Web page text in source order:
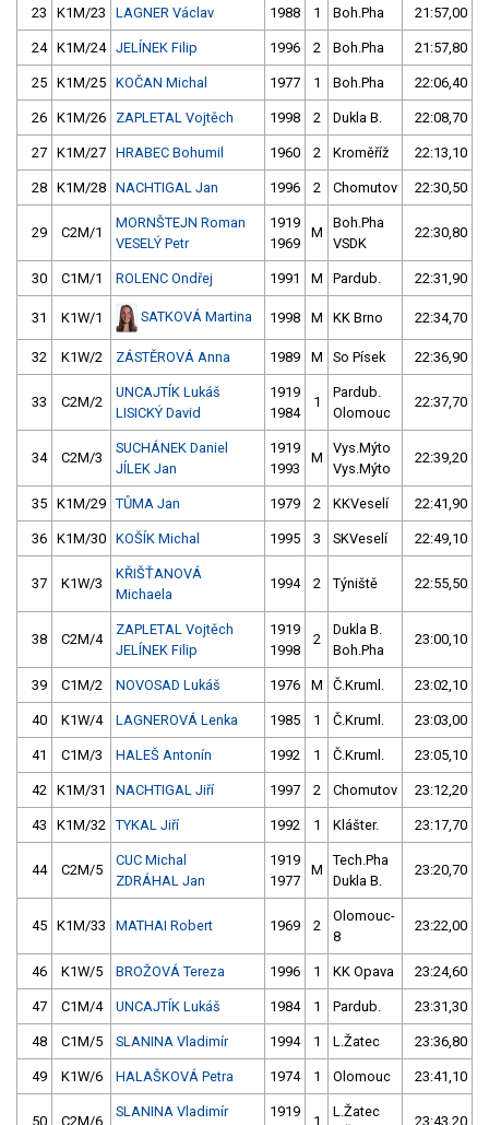
23 K1M/23 LAGNER Václav 1988 1 Boh.Pha 21:57,00
24 K1M/24 JELÍNEK Filip 1996 2 Boh.Pha 21:57,80
25 K1M/25 KOČAN Michal 1977 1 Boh.Pha 22:06,40
26 K1M/26 ZAPLETAL Vojtěch 1998 2 Dukla B. 22:08,70
27 K1M/27 HRABEC Bohumil 1960 2 Kroměříž 22:13,10
28 K1M/28 NACHTIGAL Jan 1996 2 Chomutov 22:30,50
29 C2M/1
MORNŠTEJN Roman
VESELÝ Petr
1919
1969
M
Boh.Pha
VSDK
22:30,80
30 C1M/1 ROLENC Ondřej 1991 M Pardub. 22:31,90
31 K1W/1 SATKOVÁ Martina 1998 M KK Brno 22:34,70
32 K1W/2 ZÁSTĚROVÁ Anna 1989 M So Písek 22:36,90
33 C2M/2
UNCAJTÍK Lukáš
LISICKÝ David
1919
1984
1
Pardub.
Olomouc
22:37,70
34 C2M/3
SUCHÁNEK Daniel
JÍLEK Jan
1919
1993
M
Vys.Mýto
Vys.Mýto
22:39,20
35 K1M/29 TŮMA Jan 1979 2 KKVeselí 22:41,90
36 K1M/30 KOŠÍK Michal 1995 3 SKVeselí 22:49,10
37 K1W/3
KŘIŠŤANOVÁ
Michaela
1994 2 Týniště 22:55,50
38 C2M/4
ZAPLETAL Vojtěch
JELÍNEK Filip
1919
1998
2
Dukla B.
Boh.Pha
23:00,10
39 C1M/2 NOVOSAD Lukáš 1976 M Č.Kruml. 23:02,10
40 K1W/4 LAGNEROVÁ Lenka 1985 1 Č.Kruml. 23:03,00
41 C1M/3 HALEŠ Antonín 1992 1 Č.Kruml. 23:05,10
42 K1M/31 NACHTIGAL Jiří 1997 2 Chomutov 23:12,20
43 K1M/32 TYKAL Jiří 1992 1 Klášter. 23:17,70
44 C2M/5
CUC Michal
ZDRÁHAL Jan
1919
1977
M
Tech.Pha
Dukla B.
23:20,70
45 K1M/33 MATHAI Robert 1969 2
Olomouc-
8
23:22,00
46 K1W/5 BROŽOVÁ Tereza 1996 1 KK Opava 23:24,60
47 C1M/4 UNCAJTÍK Lukáš 1984 1 Pardub. 23:31,30
48 C1M/5 SLANINA Vladimír 1994 1 L.Žatec 23:36,80
49 K1W/6 HALAŠKOVÁ Petra 1974 1 Olomouc 23:41,10
50 C2M/6
SLANINA Vladimír
1919
1
L.Žatec
23:43,20